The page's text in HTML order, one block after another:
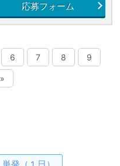
応募フォーム
6 7 8 9
»